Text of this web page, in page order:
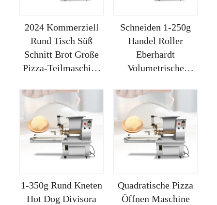
2024 Kommerziell
Rund Tisch Süß
Schnitt Brot Große
Pizza-Teilmaschine
Bäckerei
Schneiden 1-250g
Handel Roller
Eberhardt
Volumetrische
Teilen Backerei
Tischmaschine Teig
Runder Pizza
1-350g Rund Kneten
Hot Dog Divisora
Quadratische Pizza
Öffnen Maschine